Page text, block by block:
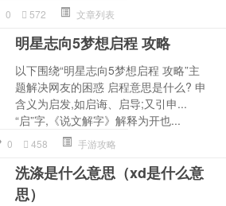
0 572 文章列表
明星志向5梦想启程 攻略
以下围绕“明星志向5梦想启程 攻略”主
题解决网友的困惑 启程意思是什么? 申
含义为启发,如启诲、启导;又引申...
“启”字,《说文解字》解释为开也...
0 458 手游攻略
洗涤是什么意思（xd是什么意
思）